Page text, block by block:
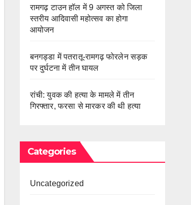
रामगढ़ टाउन हॉल में 9 अगस्त को जिला
स्तरीय आदिवासी महोत्सव का होगा
आयोजन
बनगड्डा में पतरातू-रामगढ़ फोरलेन सड़क
पर दुर्घटना में तीन घायल
रांची: युवक की हत्या के मामले में तीन
गिरफ्तार, फरसा से मारकर की थी हत्या
Categories
Uncategorized